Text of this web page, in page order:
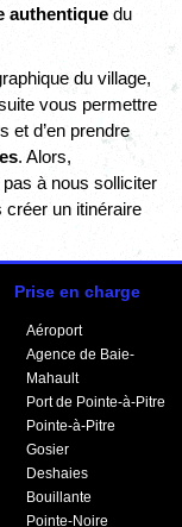
authentique du
du village,
vous permettre
et d’en prendre
. Alors,
à nous solliciter
un itinéraire
Prise en charge
Aéroport
Agence de Baie-
Mahault
Port de Pointe-à-Pitre
Pointe-à-Pitre
Gosier
Deshaies
Bouillante
Pointe-Noire